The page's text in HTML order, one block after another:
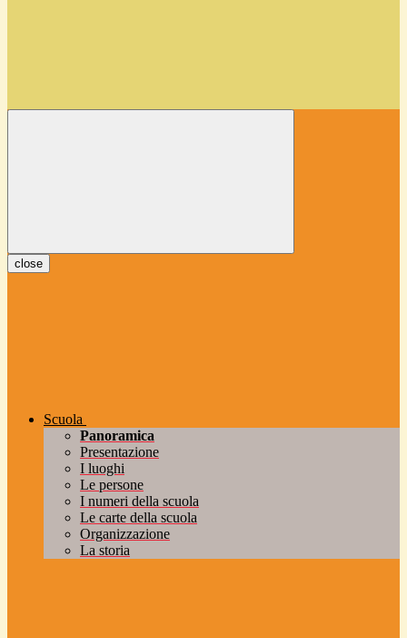
close
Scuola
Panoramica
Presentazione
I luoghi
Le persone
I numeri della scuola
Le carte della scuola
Organizzazione
La storia